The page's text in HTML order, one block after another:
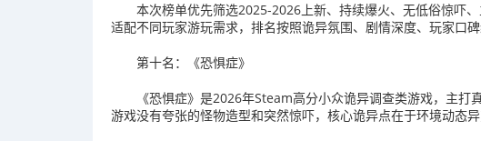
本次榜单优先筛选2025-2026上新、持续爆火、无低俗惊吓
适配不同玩家游玩需求，排名按照诡异氛围、剧情深度、玩家口碑
第十名：《恐惧症》
《恐惧症》是2026年Steam高分小众诡异调查类游戏，主打
游戏没有夸张的怪物造型和突然惊吓，核心诡异点在于环境动态